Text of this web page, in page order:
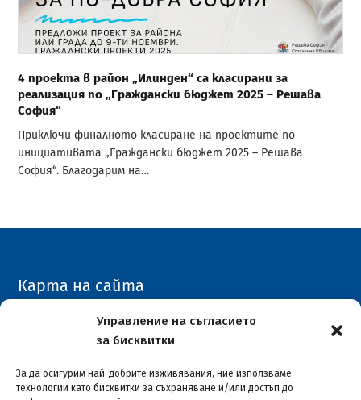
Управление на съгласието
за бисквитки
За да осигурим най-добрите изживявания, ние използваме
технологии като бисквитки за съхраняване и/или достъп до
4 проекта в район „Илинден“ са класирани за
реализация по „Граждански бюджет 2025 – Решава
София“
Приключи финалното класиране на проектите по
инициативата „Граждански бюджет 2025 – Решава
София“. Благодарим на…
Карта на сайта
Архивен сайт